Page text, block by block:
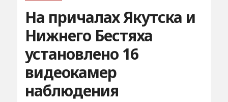
На причалах Якутска и
Нижнего Бестяха
установлено 16
видеокамер
наблюдения